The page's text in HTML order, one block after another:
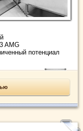
AMG
потенциал